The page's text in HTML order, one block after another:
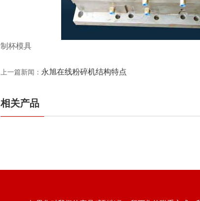
制杯模具
上一篇新闻： 永旭在线粉碎机结构特点
相关产品